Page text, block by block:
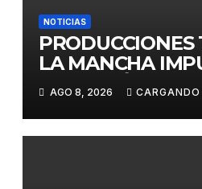
NOTICIAS
PRODUCCIONES
LA MANCHA
LICITACIÓN DE
DE DAIMIEL AL
VULNERADA LA
COMPETENCIA
AGO 8, 2026